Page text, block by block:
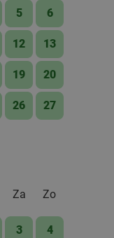
5 6
12 13
19 20
26 27
Za Zo
3 4